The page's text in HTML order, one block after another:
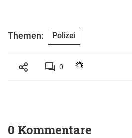
Themen: Polizei
0
0 Kommentare